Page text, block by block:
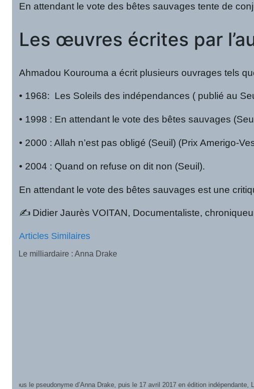
En attendant le vote des bêtes sauvages tente de
Les œuvres écrites par
Ahmadou Kourouma a écrit plusieurs ouvrages tels
• 1968: Les Soleils des indépendances ( publié au
• 1998 : En attendant le vote des bêtes sauvages
• 2000 : Allah n’est pas obligé (Seuil) (Prix Amerigo-
• 2004 : Quand on refuse on dit non (Seuil).
En attendant le vote des bêtes sauvages est une
✍️ Didier Jaurès VOITAN, Documentaliste,
Articles Similaires
Sylvana : Michel Pagel
Sylvana de Michel Pagel est un roman fantastique de 180 pages qui mêle